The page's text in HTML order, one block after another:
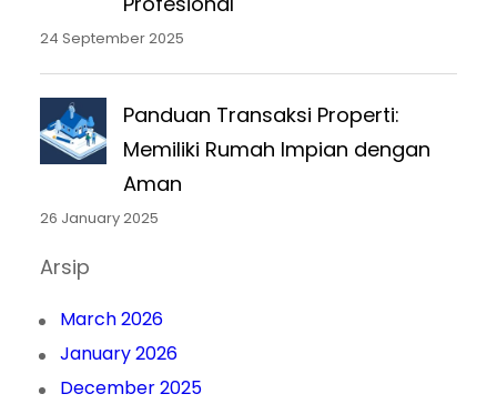
24 September 2025
Panduan Transaksi Properti:
Memiliki Rumah Impian dengan
Aman
26 January 2025
Arsip
March 2026
January 2026
December 2025